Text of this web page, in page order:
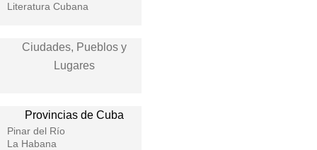
Literatura Cubana
Ciudades, Pueblos y
Lugares
Provincias de Cuba
Pinar del Río
La Habana